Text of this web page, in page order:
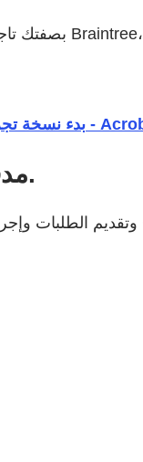
مدفوعات فورية لكل نشاط.